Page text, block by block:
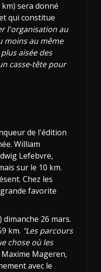
sera donné
qui constitue
l'organisation au
moins au même
aisée des
casse-tête pour
de l'édition
William
Lefebvre,
sur le 10 km.
Chez les
favorite
26 mars.
km. "Les parcours
chose où les
Mageren,
avec le